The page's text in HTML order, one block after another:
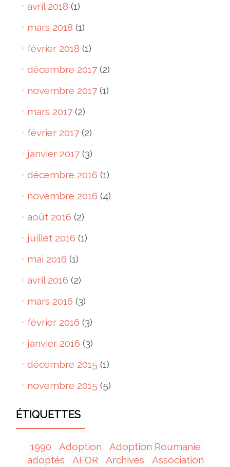
avril 2018 (1)
mars 2018 (1)
février 2018 (1)
décembre 2017(2)
novembre 2017(1)
mars 2017(2)
février 2017(2)
janvier 2017(3)
décembre 2016 (1)
novembre 2016 (4)
août 2016 (2)
juillet 2016 (1)
mai 2016 (1)
avril 2016 (2)
mars 2016 (3)
février 2016 (3)
janvier 2016 (3)
décembre 2015 (1)
novembre 2015 (5)
ÉTIQUETTES
1990 Adoption
Adoption Roumanie
adoptés
AFOR Archives
Association